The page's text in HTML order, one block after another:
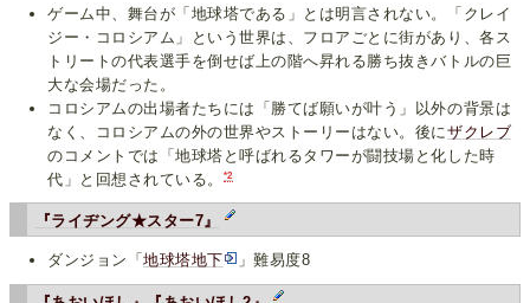
ゲーム中、舞台が「地球塔である」とは明言されない。「クレイ
ジー・コロシアム」という世界は、フロアごとに街があり、各ス
トリートの代表選手を倒せば上の階へ昇れる勝ち抜きバトルの巨
大な会場だった。
コロシアムの出場者たちには「勝てば願いが叶う」以外の背景は
なく、コロシアムの外の世界やストーリーはない。後にザクレブ
のコメントでは「地球塔と呼ばれるタワーが闘技場と化した時
代」と回想されている。
*2
『ライヂング★スター7』
ダンジョン「地球塔地下 」難易度8